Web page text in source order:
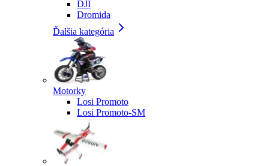
DJI
Dromida
Ďalšia kategória
Motorky
Losi Promoto
Losi Promoto-SM